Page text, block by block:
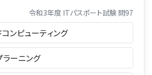
令和3年度 ITパスポート試験 問97
ンピューティング
ラーニング